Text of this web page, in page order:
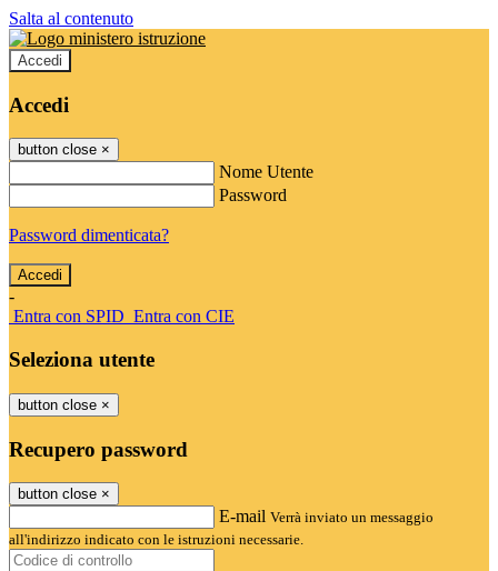
Salta al contenuto
Accedi
Accedi
button close ×
Nome Utente
Password
Password dimenticata?
-
Entra con SPID Entra con CIE
Seleziona utente
button close ×
Recupero password
button close ×
E-mail Verrà inviato un messaggio
all'indirizzo indicato con le istruzioni necessarie.